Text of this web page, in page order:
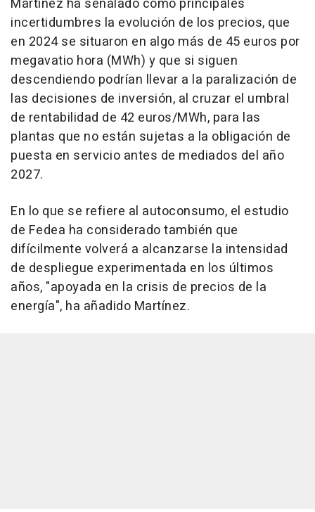
Martínez ha señalado como principales
incertidumbres la evolución de los precios, que
en 2024 se situaron en algo más de 45 euros por
megavatio hora (MWh) y que si siguen
descendiendo podrían llevar a la paralización de
las decisiones de inversión, al cruzar el umbral
de rentabilidad de 42 euros/MWh, para las
plantas que no están sujetas a la obligación de
puesta en servicio antes de mediados del año
2027.
En lo que se refiere al autoconsumo, el estudio
de Fedea ha considerado también que
difícilmente volverá a alcanzarse la intensidad
de despliegue experimentada en los últimos
años, "apoyada en la crisis de precios de la
energía", ha añadido Martínez.